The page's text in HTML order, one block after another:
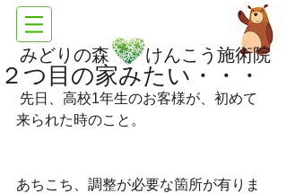
みどりの森 けんこう施術院
２つ目の家みたい・・・
来られた時のこと。
あちこち、調整が必要な箇所が有りま